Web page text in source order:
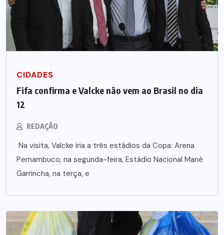
CIDADES
Fifa confirma e Valcke não vem ao Brasil no dia
12
REDAÇÃO
Na visita, Valcke iria a três estádios da Copa: Arena
Pernambuco, na segunda-feira, Estádio Nacional Mané
Garrincha, na terça, e